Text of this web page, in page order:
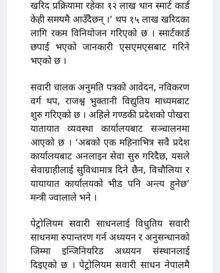
खरिद प्रक्रियामा रहेका १२ लाख थान स्मार्ट कार्ड
केही समयमै आउँदैछन् ।’ थप १५ लाख खरिदका
लागि रकम विनियोजन गरिएको छ । स्मार्टकार्ड
छपाई भएको जानकारी एसएमएसबाट गरिने
भएको छ ।
सवारी चालक अनुमति पत्रको आवेदन, नविकरण
वर्ग थप, राजश्व भुक्तानी विद्युतिय माध्यमबाट
शुरु गरिएको छ । अहिले गण्डकी प्रदेशको पोखरा
यातायात व्यवस्था कार्यालयबाट सञ्चालनमा
आएको छ । ‘अबको एक महिनाभित्र सवै प्रदेश
कार्यालयबाट अनलाइन सेवा सुरु गरिदैछ, यसले
सेवाग्राहीलाई सुविधामात्र दिने छैन, विचौलिया र
यायायात कार्यालयको भीड पनि अन्त्य हुनेछ’
मन्त्री ज्वालाले भने ।
पेट्रोलियम सवारी साधनलाई विधुतिय सवारी
साधनमा रुपान्तरण गर्न अध्ययन र अनुसन्धानको
जिम्मा इन्जिनियरिड अध्ययन संस्थानलाई
दिइएको छ । पेट्रोलियम सवारी साधन नेपालमै